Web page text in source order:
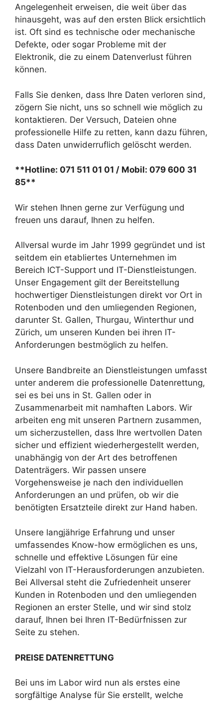
Angelegenheit erweisen, die weit über das
hinausgeht, was auf den ersten Blick ersichtlich
ist. Oft sind es technische oder mechanische
Defekte, oder sogar Probleme mit der
Elektronik, die zu einem Datenverlust führen
können.
Falls Sie denken, dass Ihre Daten verloren sind,
zögern Sie nicht, uns so schnell wie möglich zu
kontaktieren. Der Versuch, Dateien ohne
professionelle Hilfe zu retten, kann dazu führen,
dass Daten unwiderruflich gelöscht werden.
**Hotline: 071 511 01 01 / Mobil: 079 600 31
85**
Wir stehen Ihnen gerne zur Verfügung und
freuen uns darauf, Ihnen zu helfen.
Allversal wurde im Jahr 1999 gegründet und ist
seitdem ein etabliertes Unternehmen im
Bereich ICT-Support und IT-Dienstleistungen.
Unser Engagement gilt der Bereitstellung
hochwertiger Dienstleistungen direkt vor Ort in
Rotenboden und den umliegenden Regionen,
darunter St. Gallen, Thurgau, Winterthur und
Zürich, um unseren Kunden bei ihren IT-
Anforderungen bestmöglich zu helfen.
Unsere Bandbreite an Dienstleistungen umfasst
unter anderem die professionelle Datenrettung,
sei es bei uns in St. Gallen oder in
Zusammenarbeit mit namhaften Labors. Wir
arbeiten eng mit unseren Partnern zusammen,
um sicherzustellen, dass Ihre wertvollen Daten
sicher und effizient wiederhergestellt werden,
unabhängig von der Art des betroffenen
Datenträgers. Wir passen unsere
Vorgehensweise je nach den individuellen
Anforderungen an und prüfen, ob wir die
benötigten Ersatzteile direkt zur Hand haben.
Unsere langjährige Erfahrung und unser
umfassendes Know-how ermöglichen es uns,
schnelle und effektive Lösungen für eine
Vielzahl von IT-Herausforderungen anzubieten.
Bei Allversal steht die Zufriedenheit unserer
Kunden in Rotenboden und den umliegenden
Regionen an erster Stelle, und wir sind stolz
darauf, Ihnen bei Ihren IT-Bedürfnissen zur
Seite zu stehen.
PREISE DATENRETTUNG
Bei uns im Labor wird nun als erstes eine
sorgfältige Analyse für Sie erstellt, welche